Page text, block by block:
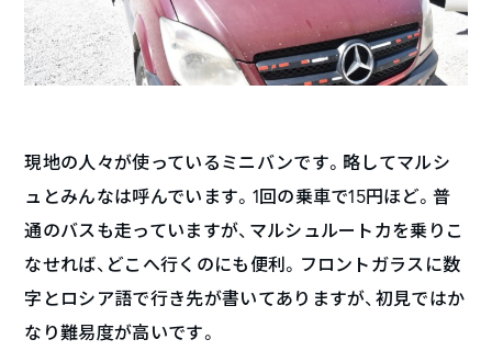
現地の人々が使っているミニバンです。略してマルシ
ュとみんなは呼んでいます。1回の乗車で15円ほど。普
通のバスも走っていますが、マルシュルートカを乗りこ
なせれば、どこへ行くのにも便利。フロントガラスに数
字とロシア語で行き先が書いてありますが、初見ではか
なり難易度が高いです。